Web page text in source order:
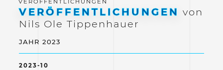
VERÖFFENTLICHUNGEN von
Nils Ole Tippenhauer
JAHR 2023
2023-10